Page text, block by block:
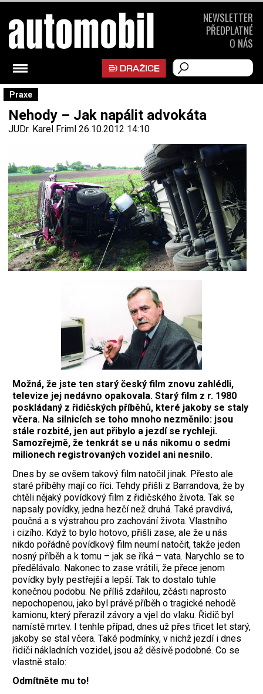
Praxe
Nehody – Jak napálit advokáta
JUDr. Karel Friml 26.10.2012 14:10
Možná, že jste ten starý český film znovu zahlédli,
televize jej nedávno opakovala. Starý film z r. 1980
poskládaný z řidičských příběhů, které jakoby se staly
včera. Na silnicích se toho mnoho nezměnilo: jsou
stále rozbité, jen aut přibylo a jezdí se rychleji.
Samozřejmě, že tenkrát se u nás nikomu o sedmi
milionech registrovaných vozidel ani nesnilo.
Dnes by se ovšem takový film natočil jinak. Přesto ale
staré příběhy mají co říci. Tehdy přišli z Barrandova, že by
chtěli nějaký povídkový film z řidičského života. Tak se
napsaly povídky, jedna hezčí než druhá. Také pravdivá,
poučná a s výstrahou pro zachování života. Vlastního
i cizího. Když to bylo hotovo, přišli zase, ale že u nás
nikdo pořádně povídkový film neumí natočit, takže jeden
nosný příběh a k tomu – jak se říká – vata. Narychlo se to
předělávalo. Nakonec to zase vrátili, že přece jenom
povídky byly pestřejší a lepší. Tak to dostalo tuhle
konečnou podobu. Ne příliš zdařilou, zčásti naprosto
nepochopenou, jako byl právě příběh o tragické nehodě
kamionu, který přerazil závory a vjel do vlaku. Řidič byl
namístě mrtev. I tenhle případ, dnes už přes třicet let starý,
jakoby se stal včera. Také podmínky, v nichž jezdí i dnes
řidiči nákladních vozidel, jsou až děsivě podobné. Co se
vlastně stalo:
Odmítněte mu to!
NEWSLETTER
PŘEDPLATNÉ
O NÁS